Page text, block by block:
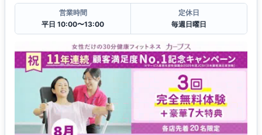
営業時間
平日 10:00〜13:00
定休日
毎週日曜日